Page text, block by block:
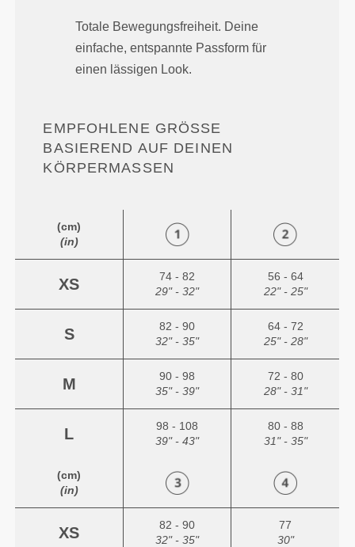
Totale Bewegungsfreiheit. Deine
einfache, entspannte Passform für
einen lässigen Look.
EMPFOHLENE GRÖSSE B
ASIEREND AUF DEINEN K
ÖRPERMASSEN
(cm)
(in)
XS
74 - 82
29" - 32"
56 - 64
22" - 25"
S
82 - 90
32" - 35"
64 - 72
25" - 28"
M
90 - 98
35" - 39"
72 - 80
28" - 31"
L
98 - 108
39" - 43"
80 - 88
31" - 35"
(cm)
(in)
XS
82 - 90
32" - 35"
77
30"